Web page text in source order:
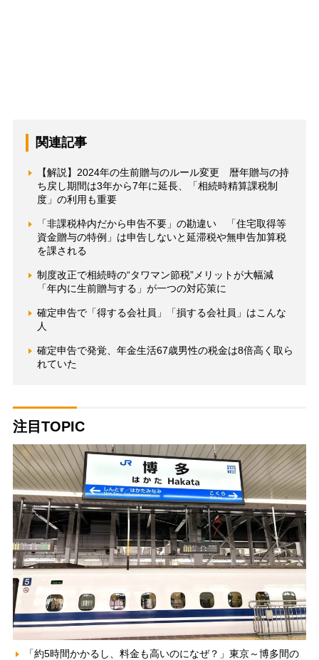
関連記事
【解説】2024年の生前贈与のルール変更 暦年贈与の持
ち戻し期間は3年から7年に延長、「相続時精算課税制
度」の利用も重要
「非課税枠内だから申告不要」の勘違い 「住宅取得等
資金贈与の特例」は申告しないと延滞税や無申告加算税
を課される
制度改正で相続時の“タワマン節税”メリットが大幅減
「年内に生前贈与する」が一つの対応策に
確定申告で「得する会社員」「損する会社員」はこんな
人
確定申告で発覚、年金生活67歳男性の税金は8倍高く取ら
れていた
注目TOPIC
「約5時間かかるし、料金も高いのになぜ？」東京～博多間の